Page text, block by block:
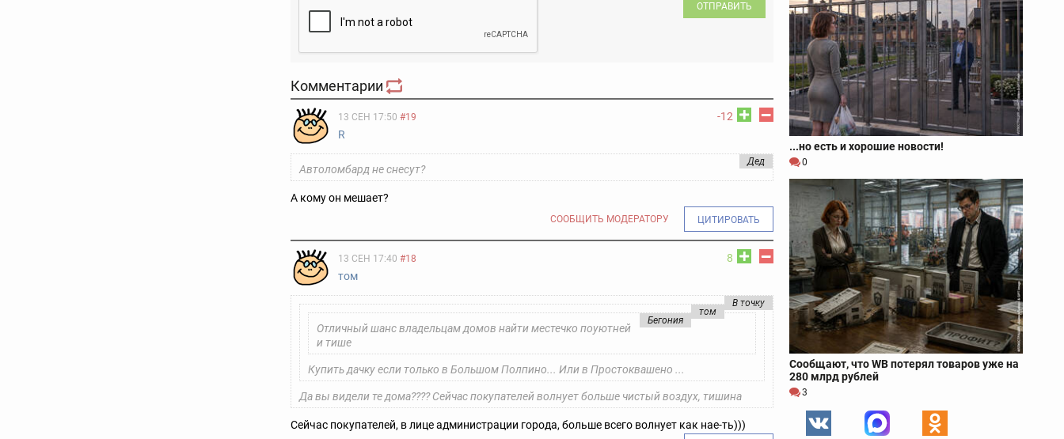
ОТПРАВИТЬ
Комментарии
-12
13 СЕН 17:50 #19
R
Дед
Автоломбард не снесут?
А кому он мешает?
СООБЩИТЬ МОДЕРАТОРУ ЦИТИРОВАТЬ
8
13 СЕН 17:40 #18
том
В точку
том
Бегония
Отличный шанс владельцам домов найти местечко поуютней
и тише
Купить дачку если только в Большом Полпино... Или в Простоквашено ...
Да вы видели те дома???? Сейчас покупателей волнует больше чистый воздух, тишина
Сейчас покупателей, в лице администрации города, больше всего волнует как нае-ть)))
...но есть и хорошие новости!
0
Сообщают, что WB потерял товаров уже на
280 млрд рублей
3